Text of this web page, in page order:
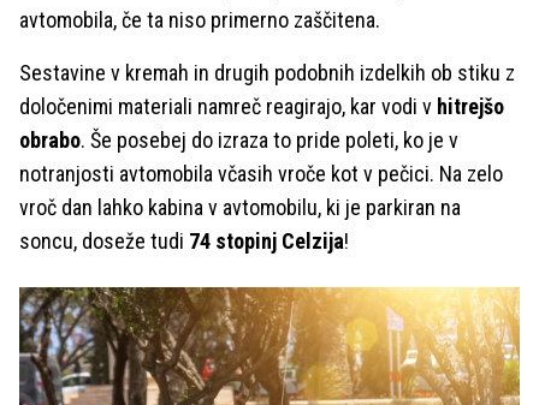
avtomobila, če ta niso primerno zaščitena.
Sestavine v kremah in drugih podobnih izdelkih ob stiku z
določenimi materiali namreč reagirajo, kar vodi v hitrejšo
obrabo. Še posebej do izraza to pride poleti, ko je v
notranjosti avtomobila včasih vroče kot v pečici. Na zelo
vroč dan lahko kabina v avtomobilu, ki je parkiran na
soncu, doseže tudi 74 stopinj Celzija!